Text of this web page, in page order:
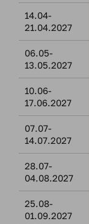
14.04-
21.04.2027
06.05-
13.05.2027
10.06-
17.06.2027
07.07-
14.07.2027
28.07-
04.08.2027
25.08-
01.09.2027